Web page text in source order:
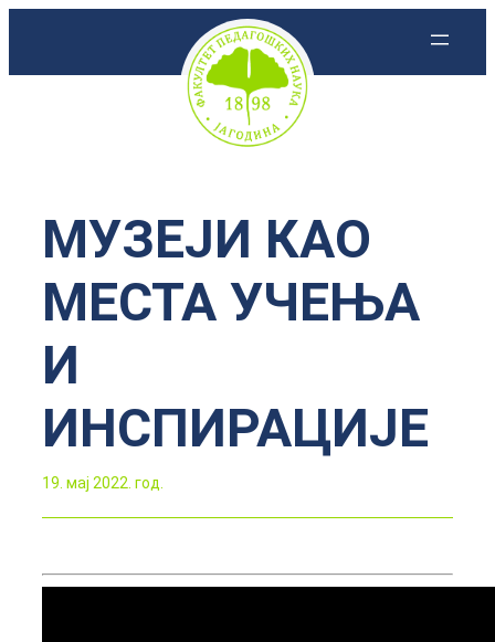
МУЗЕЈИ КАО
МЕСТА УЧЕЊА
И
ИНСПИРАЦИЈЕ
19. мај 2022. год.